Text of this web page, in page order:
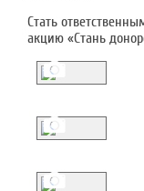
Стать
акцию «Стань